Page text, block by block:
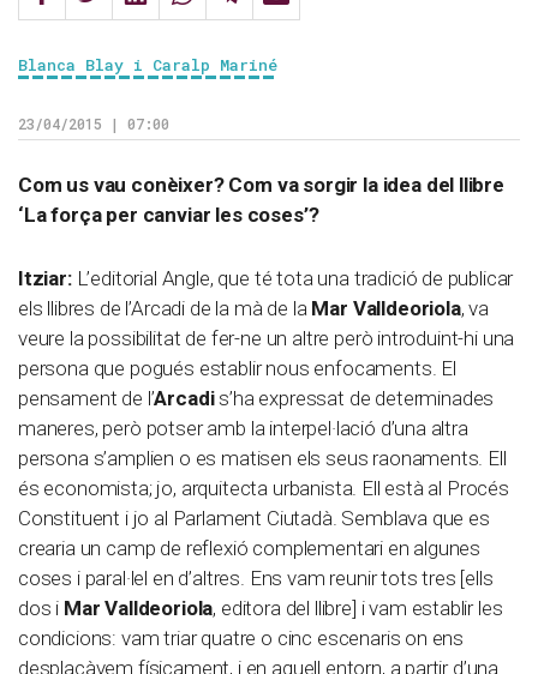
Blanca Blay i Caralp Mariné
23/04/2015 | 07:00
Com us vau conèixer? Com va sorgir la idea del llibre
‘La força per canviar les coses’?
Itziar:L’editorial Angle, que té tota una tradició de publicar
els llibres de l’Arcadi de la mà de la Mar Valldeoriola, va
veure la possibilitat de fer-ne un altre però introduint-hi una
persona que pogués establir nous enfocaments. El
pensament de l’Arcadis’ha expressat de determinades
maneres, però potser amb la interpel·lació d’una altra
persona s’amplien o es matisen els seus raonaments. Ell
és economista; jo, arquitecta urbanista. Ell està al Procés
Constituent i jo al Parlament Ciutadà. Semblava que es
crearia un camp de reflexió complementari en algunes
coses i paral·lel en d’altres. Ens vam reunir tots tres [ells
dos i Mar Valldeoriola, editora del llibre] i vam establir les
condicions: vam triar quatre o cinc escenaris on ens
desplaçàvem físicament, i en aquell entorn, a partir d’una